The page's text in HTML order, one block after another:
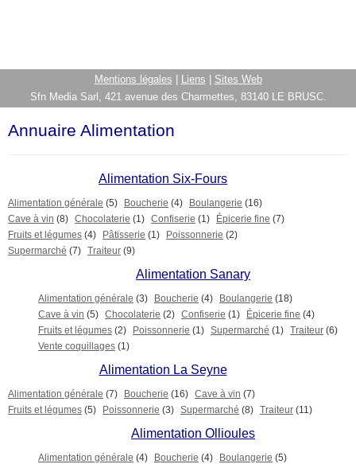
Mentions légales Liens
Sites Web
Sfn Media Sarl, 421 avenue des Charmettes, 83140 LE BRUSC.
Annuaire Alimentation
Alimentation Six-Fours
Alimentation générale (5) Boucherie (4) Boulangerie (16)
Cave à vin (8) Chocolaterie (1) Confiserie (1) Épicerie fine (7)
Fruits et légumes (4) Pâtisserie (1) Poissonnerie (2)
Supermarché (7) Traiteur (9)
Alimentation Sanary
Alimentation générale (3) Boucherie (4) Boulangerie (18)
Cave à vin (5) Chocolaterie (2) Confiserie (1) Épicerie fine (4)
Fruits et légumes (2) Poissonnerie (1) Supermarché (1) Traiteur (6)
Vente coquillages (1)
Alimentation La Seyne
Alimentation générale (7) Boucherie (16) Cave à vin (7)
Fruits et légumes (5) Poissonnerie (3) Supermarché (8) Traiteur (11)
Alimentation Ollioules
Alimentation générale (4) Boucherie (4) Boulangerie (5)